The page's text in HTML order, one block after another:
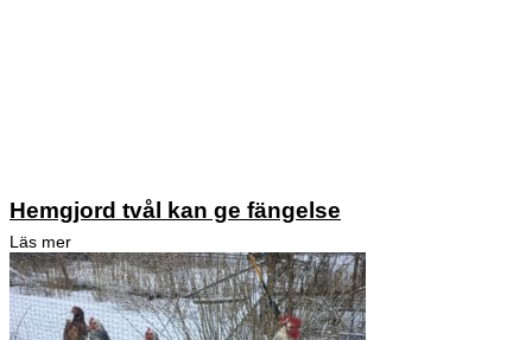
Hemgjord tvål kan ge fängelse
Läs mer